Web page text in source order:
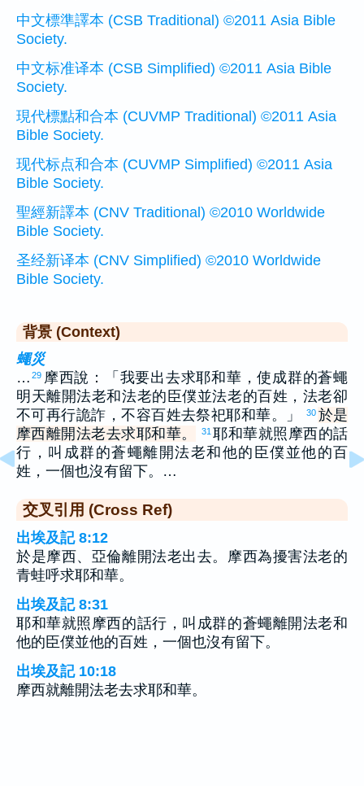
中文標準譯本 (CSB Traditional) ©2011 Asia Bible
Society.
中文标准译本 (CSB Simplified) ©2011 Asia Bible
Society.
現代標點和合本 (CUVMP Traditional) ©2011 Asia
Bible Society.
现代标点和合本 (CUVMP Simplified) ©2011 Asia
Bible Society.
聖經新譯本 (CNV Traditional) ©2010 Worldwide
Bible Society.
圣经新译本 (CNV Simplified) ©2010 Worldwide
Bible Society.
背景 (Context)
蠅災
… 29 摩西說：「我要出去求耶和華，使成群的蒼蠅
明天離開法老和法老的臣僕並法老的百姓，法老卻
不可再行詭詐，不容百姓去祭祀耶和華。」
30 於是
摩西離開法老去求耶和華。
31 耶和華就照摩西的話
行，叫成群的蒼蠅離開法老和他的臣僕並他的百
姓，一個也沒有留下。…
交叉引用 (Cross Ref)
出埃及記 8:12
於是摩西、亞倫離開法老出去。摩西為擾害法老的
青蛙呼求耶和華。
出埃及記 8:31
耶和華就照摩西的話行，叫成群的蒼蠅離開法老和
他的臣僕並他的百姓，一個也沒有留下。
出埃及記 10:18
摩西就離開法老去求耶和華。